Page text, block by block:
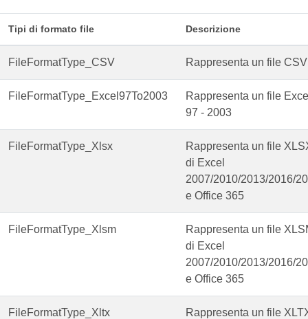
Tipi di formato file Descrizione
FileFormatType_CSV Rappresenta un file CSV
FileFormatType_Excel97To2003
Rappresenta un file
97 - 2003
FileFormatType_Xlsx
Rappresenta un file
di Excel
2007/2010/2013/2016/
e Office 365
FileFormatType_Xlsm
Rappresenta un file
di Excel
2007/2010/2013/2016/
e Office 365
FileFormatType_Xltx
Rappresenta un file